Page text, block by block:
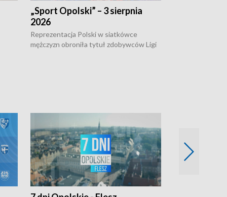
„Sport Opolski” – 3 sierpnia
2026
Reprezentacja Polski w siatkówce
mężczyzn obroniła tytuł zdobywców Ligi